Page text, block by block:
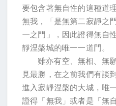
要包含著無自性的這種道
無我，「是無第二寂靜之
一之門」，因此證得無自
靜涅槃城的唯一一道門。
雖亦有空、無相、無
見最勝，在之前我們有談
進入寂靜涅槃的大城，唯
證得「無我」或者是「無